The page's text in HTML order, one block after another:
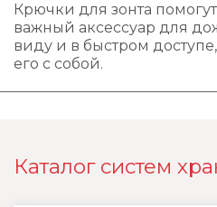
Крючки для зонта
важный аксессуар для
виду и в быстром
его с собой.
Каталог систем